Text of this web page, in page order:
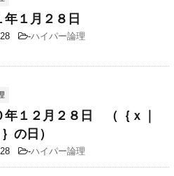
年１月２８日
-ハイパー論理
年１２月２８日 （｛ｘ｜
の日）
-ハイパー論理